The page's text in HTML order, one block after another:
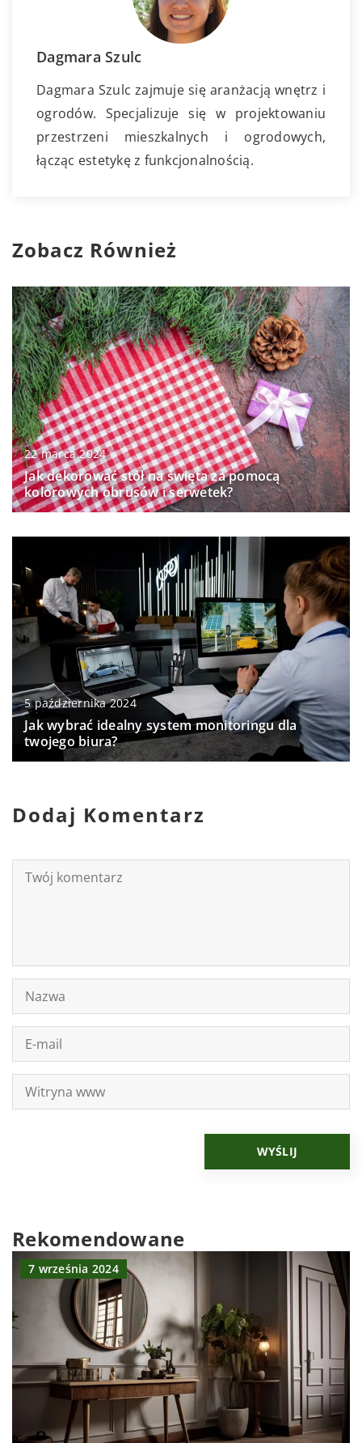
Dagmara Szulc
Dagmara Szulc zajmuje się aranżacją wnętrz i
ogrodów. Specjalizuje się w projektowaniu
przestrzeni mieszkalnych i ogrodowych,
łącząc estetykę z funkcjonalnością.
Zobacz Również
22 marca 2024
Jak dekorować stół na święta za pomocą
kolorowych obrusów i serwetek?
5 października 2024
Jak wybrać idealny system monitoringu dla
twojego biura?
Dodaj Komentarz
Rekomendowane
7 września 2024